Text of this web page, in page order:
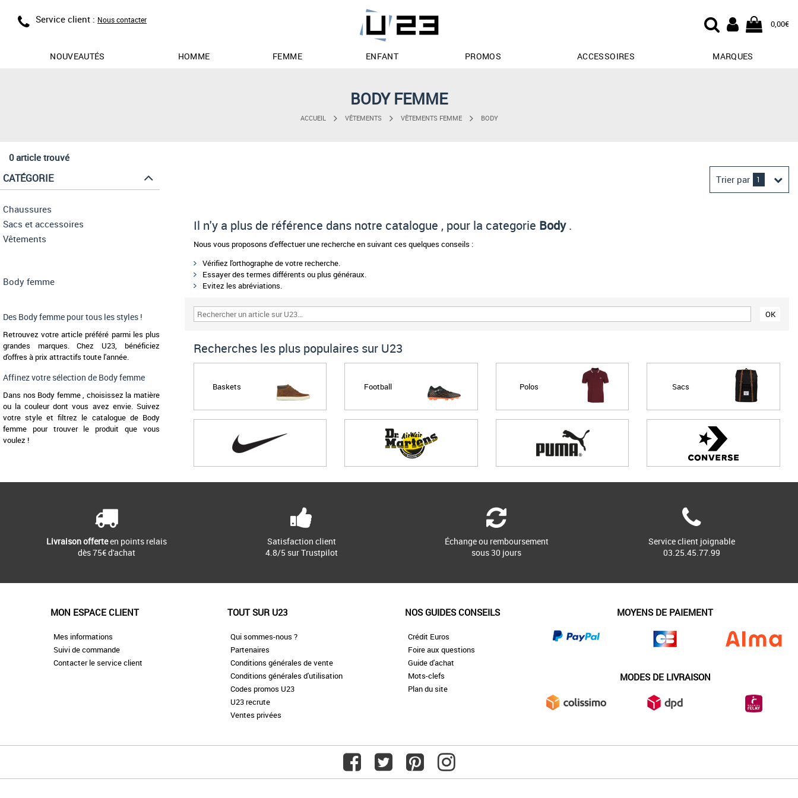
Service client : Nous contacter 0,00€
NOUVEAUTÉS HOMME FEMME ENFANT PROMOS ACCESSOIRES MARQUES
BODY FEMME
ACCUEIL VÊTEMENTS VÊTEMENTS FEMME BODY
0 article trouvé
CATÉGORIE
Chaussures
Sacs et accessoires
Vêtements
Body femme
Des Body femme pour tous les styles !
Retrouvez votre article préféré parmi les plus
grandes marques. Chez U23, bénéficiez
d'offres à prix attractifs toute l'année.
Affinez votre sélection de Body femme
Dans nos Body femme , choisissez la matière
ou la couleur dont vous avez envie. Suivez
votre style et filtrez le catalogue de Body
femme pour trouver le produit que vous
voulez !
Trier par 1
Il n'y a plus de référence dans notre catalogue , pour la categorie Body.
Nous vous proposons d'effectuer une recherche en suivant ces quelques conseils :
Vérifiez l'orthographe de votre recherche.
Essayer des termes différents ou plus généraux.
Evitez les abréviations.
Recherches les plus populaires sur U23
Baskets Football Polos Sacs
Livraison offerteen points relais
dès 75€ d'achat
Satisfaction client
4.8/5 sur Trustpilot
Échange ou remboursement
sous 30 jours
Service client joignable
03.25.45.77.99
MON ESPACE CLIENT
Mes informations
Suivi de commande
Contacter le service client
TOUT SUR U23
Qui sommes-nous ?
Partenaires
Conditions générales de vente
Conditions générales d'utilisation
Codes promos U23
U23 recrute
Ventes privées
NOS GUIDES CONSEILS
Crédit Euros
Foire aux questions
Guide d'achat
Mots-clefs
Plan du site
MOYENS DE PAIEMENT
MODES DE LIVRAISON